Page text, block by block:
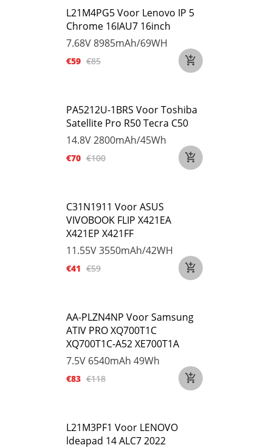
L21M4PG5 Voor Lenovo IP 5
Chrome 16IAU7 16inch
7.68V8985mAh/69WH
€59 €85
PA5212U-1BRS Voor Toshiba
Satellite Pro R50 Tecra C50
14.8V2800mAh/45Wh
€70 €100
C31N1911 Voor ASUS
VIVOBOOK FLIP X421EA
X421EP X421FF
11.55V3550mAh/42WH
€41 €59
AA-PLZN4NP Voor Samsung
ATIV PRO XQ700T1C
XQ700T1C-A52 XE700T1A
7.5V 6540mAh 49Wh
€83 €118
L21M3PF1 Voor LENOVO
ldeapad 14 ALC7 2022